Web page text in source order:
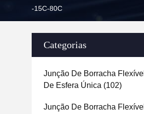
-15C-80C
Categorias
Junção De Borracha Flexível
De Esfera Única (102)
Junção De Borracha Flexível